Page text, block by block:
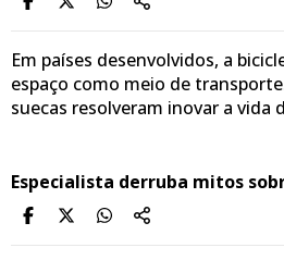
Em países desenvolvidos, a
espaço como meio de
suecas resolveram inovar a vida
Especialista derruba mitos